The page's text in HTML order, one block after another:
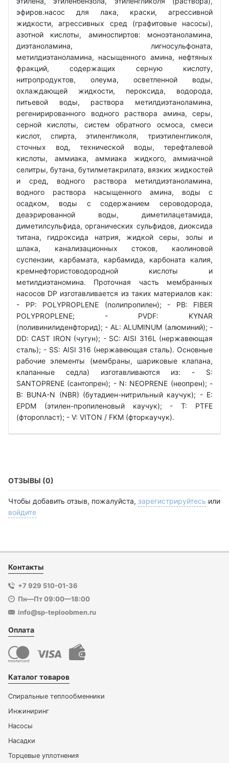
эфиров.насос для лака, краски, агрессивной
жидкости, агрессивных сред (графитовые насосы),
азотной кислоты, аминоспиртов: моноэтаноламина,
диэтаноламина, лигносульфоната,
метилдиэтаноламина, насыщенного амина, нефтяных
фракций, содержащих серную кислоту,
нитропродуктов, олеума, осветленной воды,
охлаждающей жидкости, пероксида, водорода,
питьевой воды, раствора метилдиэтаноламина,
регенирированного водного раствора амина, серы,
серной кислоты, систем обратного осмоса, смеси
кислот, спирта, этиленгликоля, триэтиленгликоля,
сточных вод, технической воды, терефталевой
кислоты, аммиака, аммиака жидкого, аммиачной
селитры, бутана, бутилметакрилата, вязких жидкостей
и сред, водного раствора метилдиэтаноламина,
водного раствора насыщенного амина, воды с
осадком, воды с содержанием сероводорода,
деаэрированной воды, диметилацетамида,
диметилсульфида, органических сульфидов, диоксида
титана, гидроксида натрия, жидкой серы, золы и
шлака, канализационных стоков, каолиновой
суспензии, карбамата, карбамида, карбоната калия,
кремнефтористоводородной кислоты и
метилдиэтаномина. Проточная часть мембранных
насосов DP изготавливается из таких материалов как:
- РР: POLYPROPLENE (полипропилен); - PB: FIBER
POLYPROPLENE; - PVDF: KYNAR
(поливинилиденфторид); - AL: ALUMINUM (алюминий); -
DD: CAST IRON (чугун); - SC: АІSI 316L (нержавеющая
сталь); - SS: АІSI 316 (нержавеющая сталь). Основные
рабочие элементы (мембраны, шариковые клапана,
клапанные седла) изготавливаются из: - S:
SANTOPRENE (сантопрен); - N: NEOPRENE (неопрен); -
B: BUNA-N (NBR) (бутадиен-нитрильный каучук); - E:
EPDM (этилен-пропиленовый каучук); - T: PTFE
(фторопласт); - V: VITON / FKM (фторкаучук).
ОТЗЫВЫ (0)
Чтобы добавить отзыв, пожалуйста, зарегистрируйтесь или
войдите
Контакты
+7 929 510-01-36
Пн—Пт 09:00—18:00
info@sp-teploobmen.ru
Оплата
Каталог товаров
Спиральные теплообменники
Инжиниринг
Насосы
Насадки
Торцевые уплотнения